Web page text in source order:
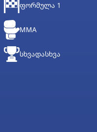
ᲤᲝᲠᲛᲣᲚᲐ 1
MMA
ᲡᲮᲕᲐᲓᲐᲡᲮᲕᲐ